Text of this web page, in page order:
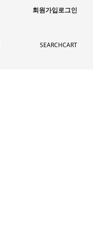
회원가입로그인
SEARCHCART